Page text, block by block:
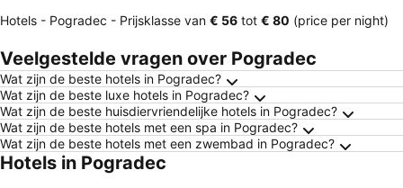
Hotels - Pogradec - Prijsklasse van ‎€ 56 tot ‎€ 80 (price per night)
Veelgestelde vragen over Pogradec
Wat zijn de beste hotels in Pogradec?
Wat zijn de beste luxe hotels in Pogradec?
Wat zijn de beste huisdiervriendelijke hotels in Pogradec?
Wat zijn de beste hotels met een spa in Pogradec?
Wat zijn de beste hotels met een zwembad in Pogradec?
Hotels in Pogradec